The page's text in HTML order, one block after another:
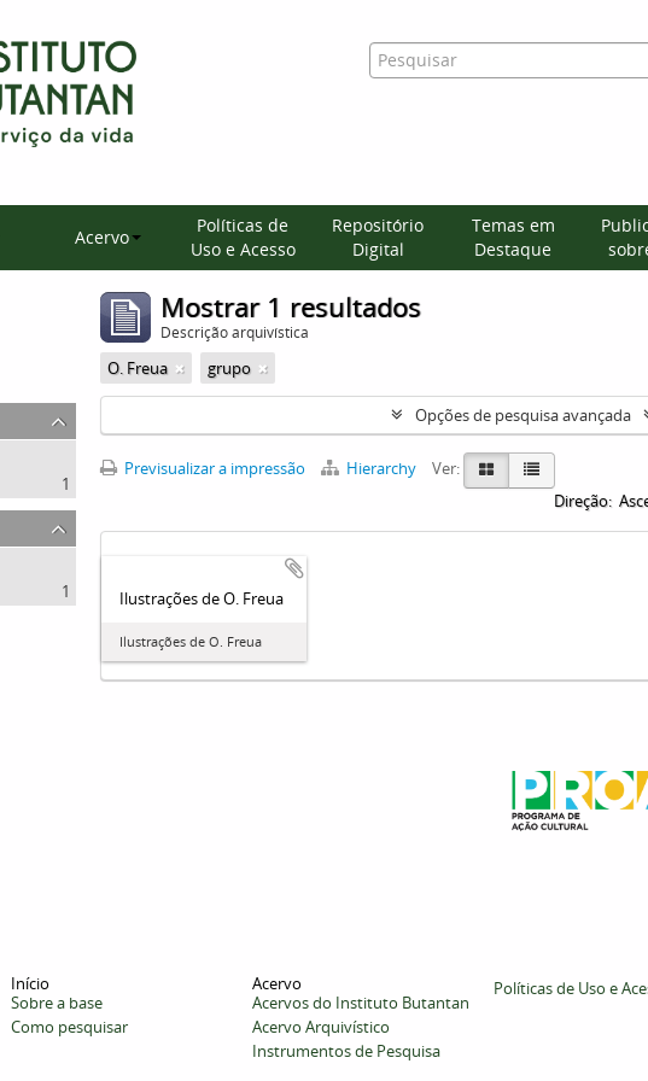
Acervo
Políticas de
Uso e Acesso
Repositório
Digital
Temas em
Destaque
1
1
Mostrar 1 resultados
Descrição arquivística
O. Freua grupo
Opções de pesquisa avançada
Previsualizar a impressão Hierarchy
Ver:
Direção:
Ilustrações de O. Freua
Ilustrações de O. Freua
Início
Sobre a base
Como pesquisar
Acervo
Acervos do Instituto Butantan
Acervo Arquivístico
Instrumentos de Pesquisa
Políticas de Uso e